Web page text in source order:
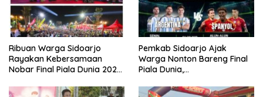
Ribuan Warga Sidoarjo
Rayakan Kebersamaan
Nobar Final Piala Dunia 2026
Forkopimda
Pemkab Sidoarjo Ajak
Warga Nonton Bareng Final
Piala Dunia,